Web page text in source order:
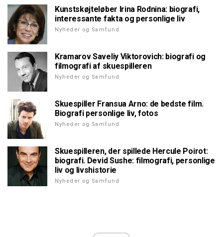
Kunstskøjteløber Irina Rodnina: biografi,
interessante fakta og personlige liv
Nyheder og Samfund
Kramarov Saveliy Viktorovich: biografi og
filmografi af skuespilleren
Nyheder og Samfund
Skuespiller Fransua Arno: de bedste film.
Biografi personlige liv, fotos
Nyheder og Samfund
Skuespilleren, der spillede Hercule Poirot:
biografi. Devid Sushe: filmografi, personlige
liv og livshistorie
Nyheder og Samfund